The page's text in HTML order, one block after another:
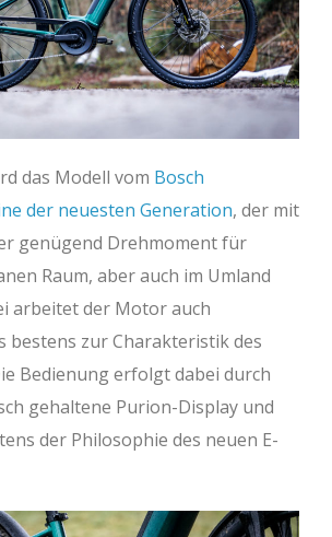
das Modell vom Bosch
der neuesten Generation, der mit
genügend Drehmoment für
Raum, aber auch im Umland
arbeitet der Motor auch
bestens zur Charakteristik des
Bedienung erfolgt dabei durch
gehaltene Purion-Display und
der Philosophie des neuen E-